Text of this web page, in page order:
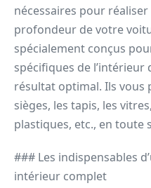
nécessaires pour
profondeur de votre
spécialement conçus
spécifiques de
résultat optimal. Ils vous
sièges, les tapis, les
plastiques, etc., en toute
### Les indispensables
intérieur complet